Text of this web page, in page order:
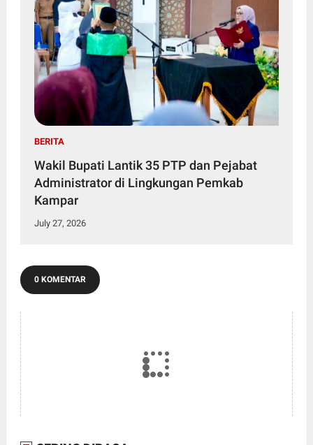
BERITA
Wakil Bupati Lantik 35 PTP dan Pejabat
Administrator di Lingkungan Pemkab
Kampar
July 27, 2026
0 KOMENTAR